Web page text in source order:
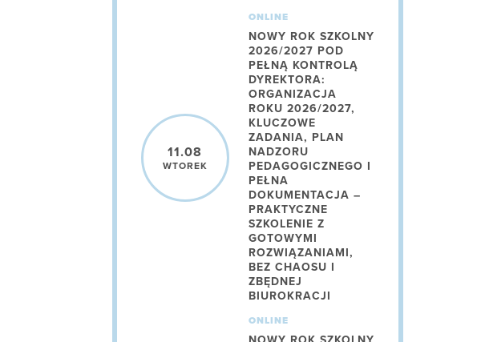
11.08
WTOREK
ONLINE
NOWY ROK SZKOLNY
2026/2027 POD
PEŁNĄ KONTROLĄ
DYREKTORA:
ORGANIZACJA
ROKU 2026/2027,
KLUCZOWE
ZADANIA, PLAN
NADZORU
PEDAGOGICZNEGO I
PEŁNA
DOKUMENTACJA –
PRAKTYCZNE
SZKOLENIE Z
GOTOWYMI
ROZWIĄZANIAMI,
BEZ CHAOSU I
ZBĘDNEJ
BIUROKRACJI
ONLINE